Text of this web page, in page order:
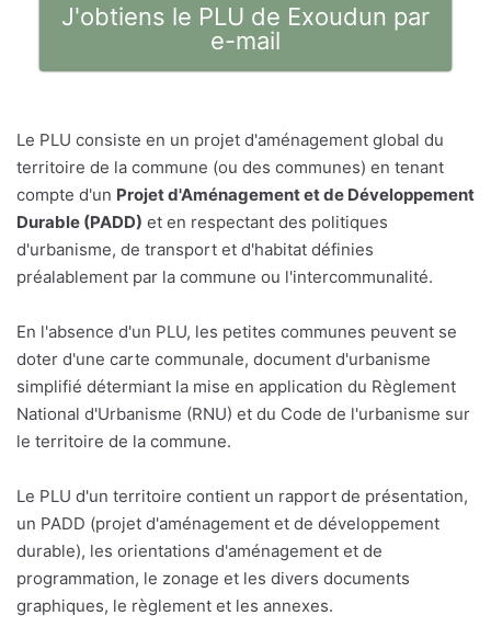
J'obtiens le PLU de Exoudun par
e-mail
Le PLU consiste en un projet d'aménagement global du
territoire de la commune (ou des communes) en tenant
compte d'un Projet d'Aménagement et de Développement
Durable (PADD) et en respectant des politiques
d'urbanisme, de transport et d'habitat définies
préalablement par la commune ou l'intercommunalité.
En l'absence d'un PLU, les petites communes peuvent se
doter d'une carte communale, document d'urbanisme
simplifié détermiant la mise en application du Règlement
National d'Urbanisme (RNU) et du Code de l'urbanisme sur
le territoire de la commune.
Le PLU d'un territoire contient un rapport de présentation,
un PADD (projet d'aménagement et de développement
durable), les orientations d'aménagement et de
programmation, le zonage et les divers documents
graphiques, le règlement et les annexes.